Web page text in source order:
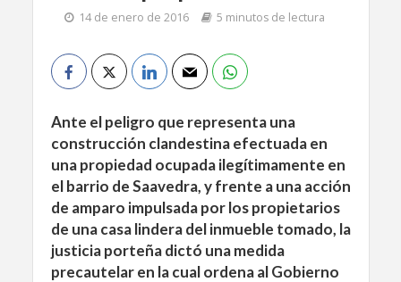
14 de enero de 2016 5 minutos de lectura
Ante el peligro que representa una
construcción clandestina efectuada en
una propiedad ocupada ilegítimamente en
el barrio de Saavedra, y frente a una acción
de amparo impulsada por los propietarios
de una casa lindera del inmueble tomado, la
justicia porteña dictó una medida
precautelar en la cual ordena al Gobierno